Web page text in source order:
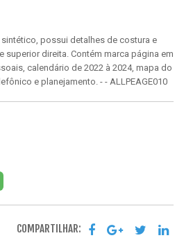
possui detalhes de costura e
superior direita. Contém marca página em
calendário de 2022 à 2024, mapa do
e planejamento. - - ALLPEAGE010
COMPARTILHAR: